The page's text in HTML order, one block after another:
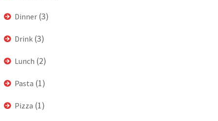
Dinner (3)
Drink (3)
Lunch (2)
Pasta (1)
Pizza (1)